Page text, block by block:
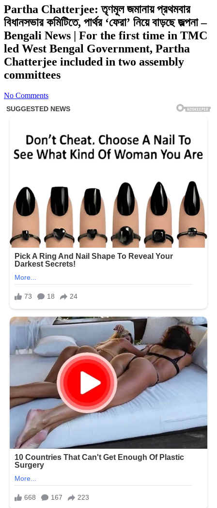
Partha Chatterjee: তৃণমূল জমানায় প্রথমবার
বিধানসভার কমিটিতে, পার্থর ‘ফেরা’ নিয়ে বাড়ছে জল্পনা –
Bengali News | For the first time in TMC
led West Bengal Government, Partha
Chatterjee included in two assembly
committees
No Comments